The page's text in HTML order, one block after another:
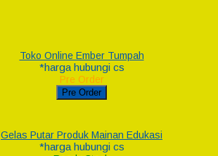
Toko Online Ember Tumpah
*harga hubungi cs
Pre Order
Pre Order
Gelas Putar Produk Mainan Edukasi
*harga hubungi cs